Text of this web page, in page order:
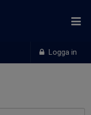
Logga in